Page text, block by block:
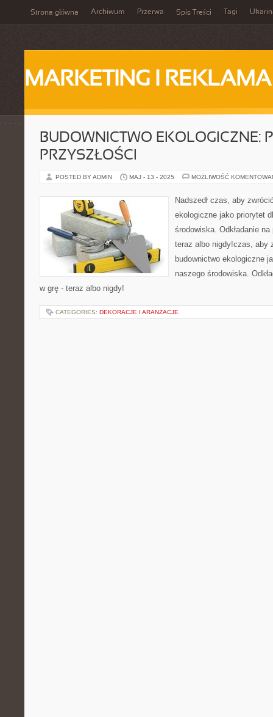
Strona główna Archiwum Przerwa Spis Treści Tagi
MARKETING I REKLAMA
BUDOWNICTWO EKOLOGICZNE:
PRZYSZŁOŚCI
POSTED BY ADMIN MAJ - 13 - 2025 MOŻLIWOŚĆ
Nadszedł czas, aby
ekologiczne jako priorytet
środowiska. Odkładanie
teraz albo nigdy!czas, aby
budownictwo ekologiczne
naszego środowiska.
w grę - teraz albo nigdy!
CATEGORIES: DEKORACJE I ARANŻACJE